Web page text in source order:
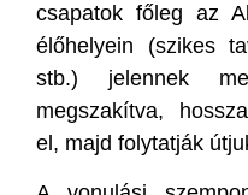
csapatok főleg az
élőhelyein (szikes
stb.) jelennek
megszakítva,
el, majd folytatják